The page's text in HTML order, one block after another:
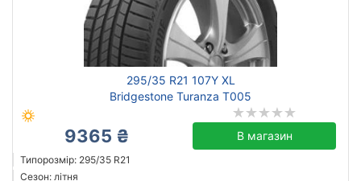
295/35 R21 107Y XL
Bridgestone Turanza T005
9365 ₴ В магазин
Типорозмір: 295/35 R21
Сезон: літня